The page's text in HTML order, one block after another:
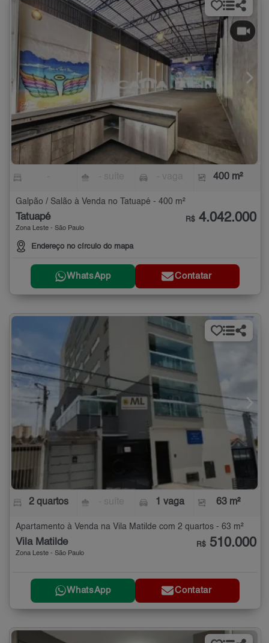
400 m²
Galpão / Salão à Venda no Tatuapé - 400 m²
Tatuapé
Zona Leste - São Paulo
Endereço no círculo do mapa
R$ 4.042.000
WhatsApp Contatar
2 quartos 1 vaga 63 m²
Apartamento à Venda na Vila Matilde com 2 quartos - 63 m²
Vila Matilde
Zona Leste - São Paulo
R$ 510.000
WhatsApp Contatar